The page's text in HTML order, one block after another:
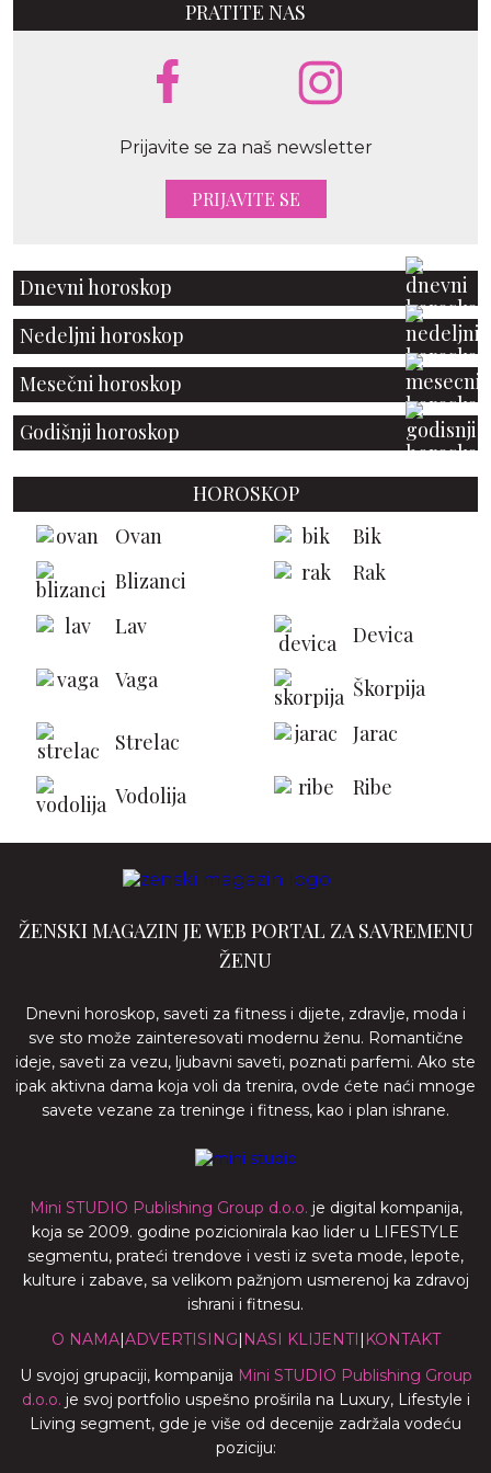
PRATITE NAS
Prijavite se za naš newsletter
PRIJAVITE SE
Dnevni horoskop
Nedeljni horoskop
Mesečni horoskop
Godišnji horoskop
HOROSKOP
Ovan
Bik
Blizanci
Rak
Lav
Devica
Vaga
Škorpija
Strelac Jarac
Vodolija Ribe
ŽENSKI MAGAZIN JE WEB PORTAL ZA SAVREMENU
ŽENU
Dnevni horoskop, saveti za fitness i dijete, zdravlje, moda i
sve sto može zainteresovati modernu ženu. Romantične
ideje, saveti za vezu, ljubavni saveti, poznati parfemi. Ako ste
ipak aktivna dama koja voli da trenira, ovde ćete naći mnoge
savete vezane za treninge i fitness, kao i plan ishrane.
Mini STUDIO Publishing Group d.o.o. je digital kompanija,
koja se 2009. godine pozicionirala kao lider u LIFESTYLE
segmentu, prateći trendove i vesti iz sveta mode, lepote,
kulture i zabave, sa velikom pažnjom usmerenoj ka zdravoj
ishrani i fitnesu.
O NAMA|ADVERTISING| NASI KLIJENTI | KONTAKT
U svojoj grupaciji, kompanija Mini STUDIO Publishing Group
d.o.o. je svoj portfolio uspešno proširila na Luxury, Lifestyle i
Living segment, gde je više od decenije zadržala vodeću
poziciju: